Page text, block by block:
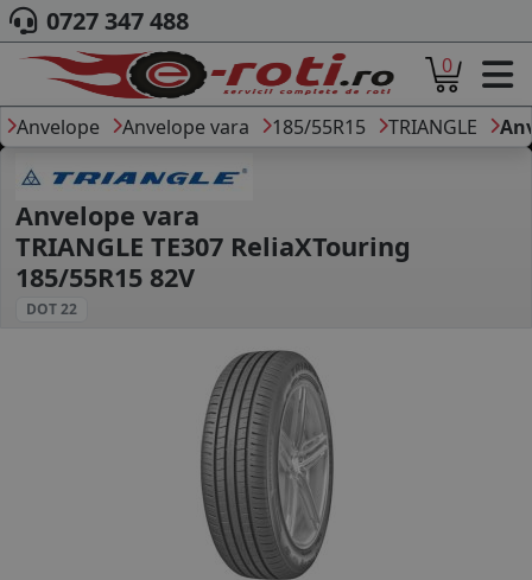
ACASA
DESPRE NOI
ANVELOPE
AUTO
CAMION
MOTO
AGROINDUSTRIALE
CAUTARE DUPA
PRODUCATORI ANVELOPE
MARCA AUTO
B2B - COLABORARE COMPANII
CONTACT
0 PRODUSE)
0727 347 488
0
Anvelope Anvelope vara 185/55R15 TRIANGLE
Anvelope vara
TRIANGLE TE307 ReliaXTouring
185/55R15 82V
DOT 22